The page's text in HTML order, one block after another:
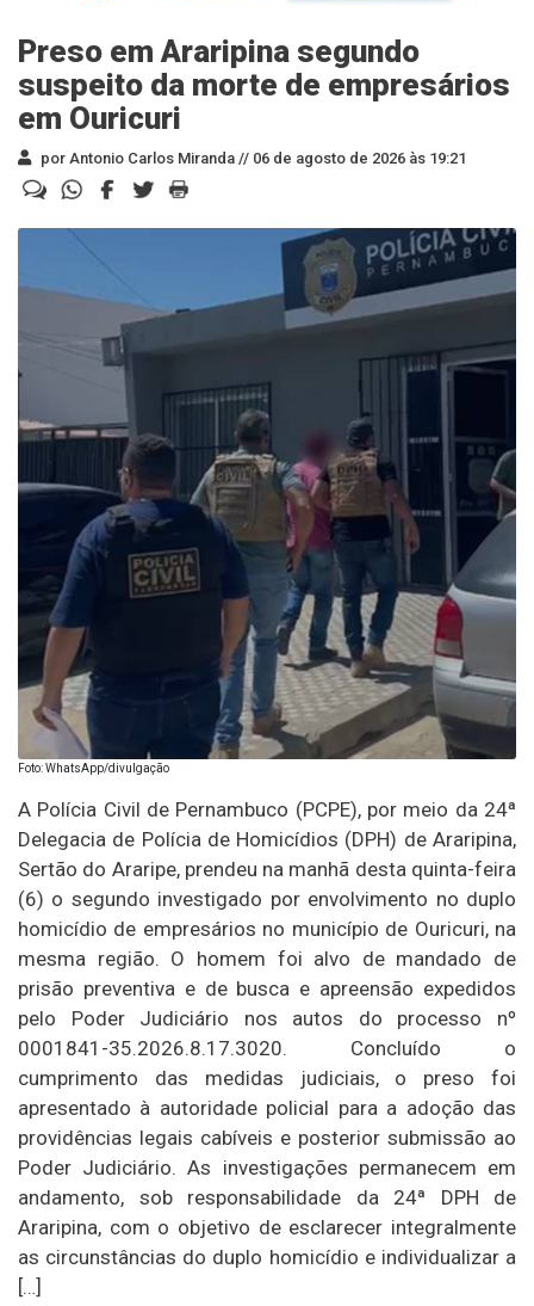
Preso em Araripina segundo
suspeito da morte de empresários
em Ouricuri
por Antonio Carlos Miranda // 06 de agosto de 2026 às 19:21
Foto: WhatsApp/divulgação
A Polícia Civil de Pernambuco (PCPE), por meio da 24ª
Delegacia de Polícia de Homicídios (DPH) de Araripina,
Sertão do Araripe, prendeu na manhã desta quinta-feira
(6) o segundo investigado por envolvimento no duplo
homicídio de empresários no município de Ouricuri, na
mesma região. O homem foi alvo de mandado de
prisão preventiva e de busca e apreensão expedidos
pelo Poder Judiciário nos autos do processo nº
0001841-35.2026.8.17.3020. Concluído o
cumprimento das medidas judiciais, o preso foi
apresentado à autoridade policial para a adoção das
providências legais cabíveis e posterior submissão ao
Poder Judiciário. As investigações permanecem em
andamento, sob responsabilidade da 24ª DPH de
Araripina, com o objetivo de esclarecer integralmente
as circunstâncias do duplo homicídio e individualizar a
[…]